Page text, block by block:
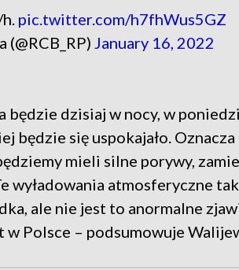
pic.twitter.com/h7fhWus5GZ
January 16, 2022
dzisiaj w nocy, w
będzie się uspokajało.
mieli silne porywy,
wyładowania atmosferyczne
ale nie jest to anormalne
w Polsce – podsumowuje